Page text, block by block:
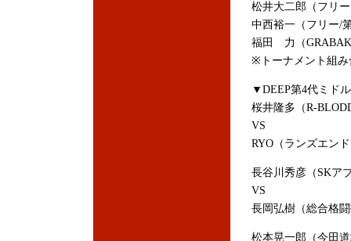
松井大二郎（フリ
中西裕一（フリー/
福田 力（
※トーナメント組み
▼DEEP第4代ミド
桜井隆多（R-
VS
RYO（ランズエン
長谷川秀彦（SKア
VS
長岡弘樹（総合格
松本晃一郎（今田